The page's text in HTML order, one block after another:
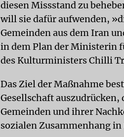
diesen Missstand zu
will sie dafür aufwenden,
Gemeinden aus dem Iran
in dem Plan der Ministerin
des Kulturministers Chilli
Das Ziel der Maßnahme
Gesellschaft
Gemeinden und ihrer
sozialen Zusammenhang